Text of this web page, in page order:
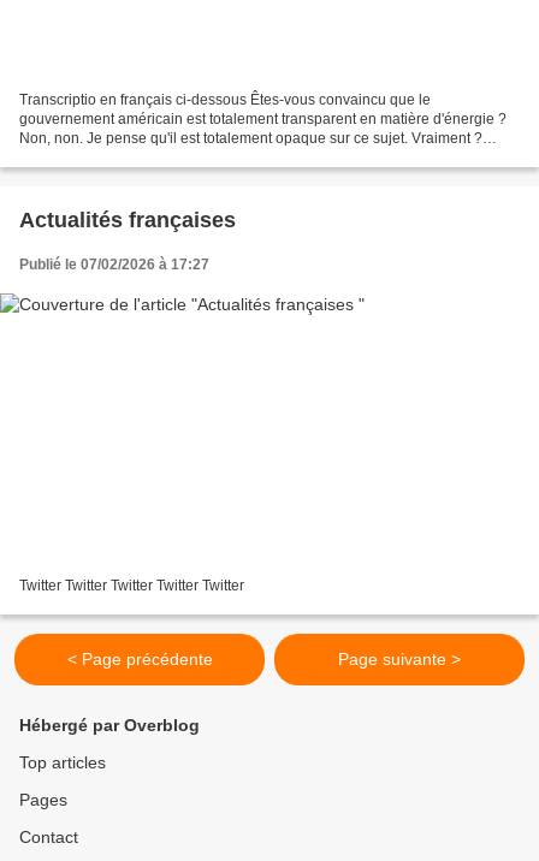
Transcriptio en français ci-dessous Êtes-vous convaincu que le
gouvernement américain est totalement transparent en matière d'énergie ?
Non, non. Je pense qu'il est totalement opaque sur ce sujet. Vraiment ?
Actualités françaises
Publié le 07/02/2026 à 17:27
Twitter Twitter Twitter Twitter Twitter
< Page précédente Page suivante >
Hébergé par Overblog
Top articles
Pages
Contact